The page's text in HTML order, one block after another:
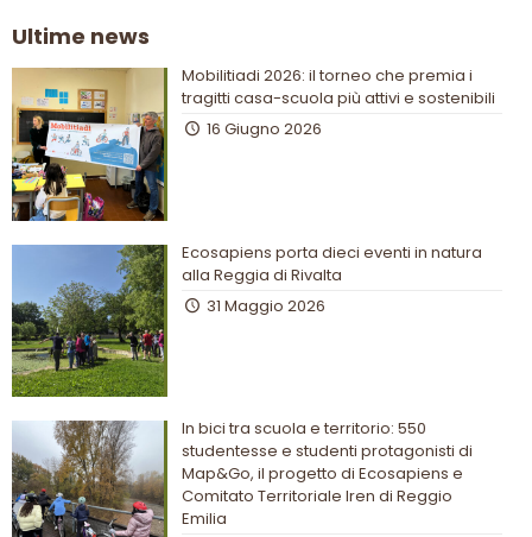
Ultime news
Mobilitiadi 2026: il torneo che premia i
tragitti casa-scuola più attivi e sostenibili
16 Giugno 2026
Ecosapiens porta dieci eventi in natura
alla Reggia di Rivalta
31 Maggio 2026
In bici tra scuola e territorio: 550
studentesse e studenti protagonisti di
Map&Go, il progetto di Ecosapiens e
Comitato Territoriale Iren di Reggio
Emilia